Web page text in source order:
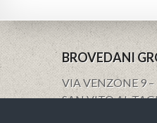
BROVEDANI
VIA VENZONE 9
SAN VITO AL